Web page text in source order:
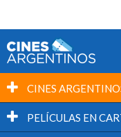
CINES
PELÍCULAS EN